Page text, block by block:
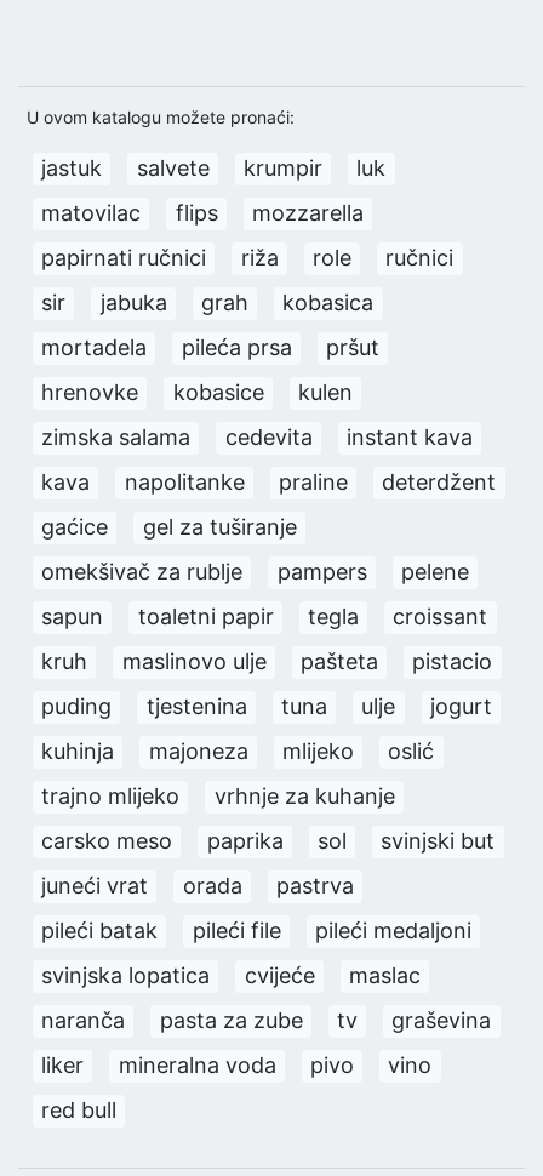
U ovom katalogu možete pronaći:
jastuk salvete krumpir
luk
matovilac
flips
mozzarella
papirnati ručnici
riža role
ručnici
sir
jabuka grah
kobasica
mortadela
pileća prsa
pršut
hrenovke
kobasice
kulen
zimska salama
cedevita
instant kava
kava
napolitanke praline
deterdžent
gaćice
gel za tuširanje
omekšivač za rublje
pampers
pelene
sapun
toaletni papir tegla
croissant
kruh
maslinovo ulje pašteta
pistacio
puding
tjestenina tuna ulje
jogurt
kuhinja
majoneza mlijeko
oslić
trajno mlijeko
vrhnje za kuhanje
carsko meso
paprika sol
svinjski but
juneći vrat
orada
pastrva
pileći batak
pileći file
pileći medaljoni
svinjska lopatica
cvijeće
maslac
naranča
pasta za zube tv
graševina
liker
mineralna voda pivo
vino
red bull